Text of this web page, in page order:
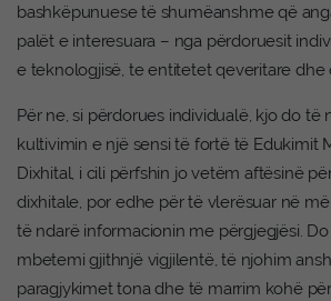
bashkëpunuese të shumëanshme që
palët e interesuara – nga përdoruesit
e teknologjisë, te entitetet qeveritare dhe
Për ne, si përdorues individualë, kjo do të
kultivimin e një sensi të fortë të Edukimit
Dixhital, i cili përfshin jo vetëm aftësinë
dixhitale, por edhe për të vlerësuar në
të ndarë informacionin me përgjegjësi.
mbetemi gjithnjë vigjilentë, të njohim
paragjykimet tona dhe të marrim kohë